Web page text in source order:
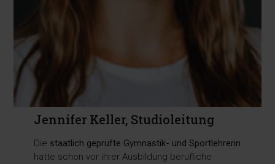
Jennifer Keller, Studioleitung
Die staatlich geprüfte Gymnastik- und Sportlehrerin
hatte schon vor ihrer Ausbildung berufliche